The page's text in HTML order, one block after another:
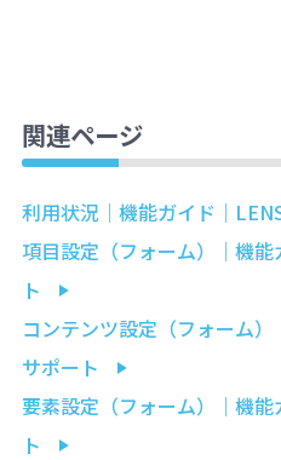
関連ページ
利用状況｜機能ガイド｜
項目設定（フォーム）｜機
ト
コンテンツ設定（フォーム
サポート
要素設定（フォーム）｜機
ト